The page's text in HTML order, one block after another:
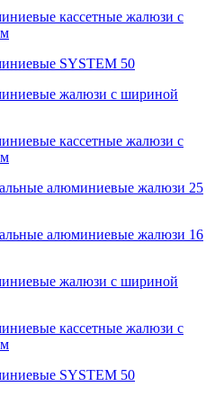
кассетные жалюзи с
SYSTEM 50
жалюзи с шириной
кассетные жалюзи с
алюминиевые жалюзи 25
алюминиевые жалюзи 16
жалюзи с шириной
кассетные жалюзи с
SYSTEM 50